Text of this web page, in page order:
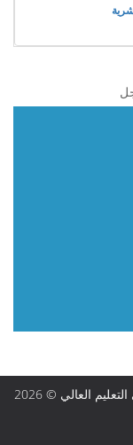
العالي © 2026